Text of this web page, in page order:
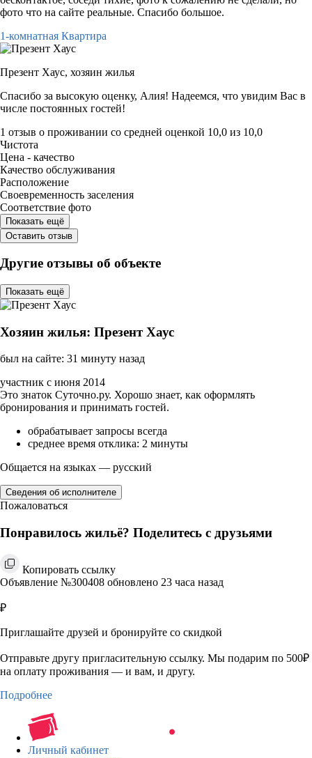
фото что на сайте реальные. Спасибо большое.
1-комнатная Квартира
Презент Хаус, хозяин жилья
Спасибо за высокую оценку, Алия! Надеемся, что увидим Вас в
числе постоянных гостей!
1 отзыв о проживании со средней оценкой 10,0 из 10,0
Чистота
Цена - качество
Качество обслуживания
Расположение
Своевременность заселения
Соответствие фото
Показать ещё
Оставить отзыв
Другие отзывы об объекте
Показать ещё
Хозяин жилья: Презент Хаус
был на сайте: 31 минуту назад
участник с июня 2014
Это знаток Суточно.ру. Хорошо знает, как оформлять
бронирования и принимать гостей.
обрабатывает запросы всегда
среднее время отклика: 2 минуты
Общается на языках — русский
Сведения об исполнителе
Пожаловаться
Понравилось жильё? Поделитесь с друзьями
Копировать ссылку
Объявление №300408 обновлено 23 часа назад
₽
Приглашайте друзей и бронируйте со скидкой
Отправьте другу пригласительную ссылку. Мы подарим по 500₽
на оплату проживания — и вам, и другу.
Подробнее
Личный кабинет